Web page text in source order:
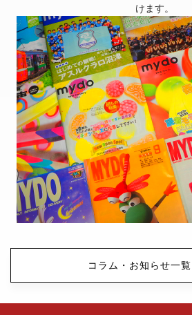
けます。
コラム・お知らせ一